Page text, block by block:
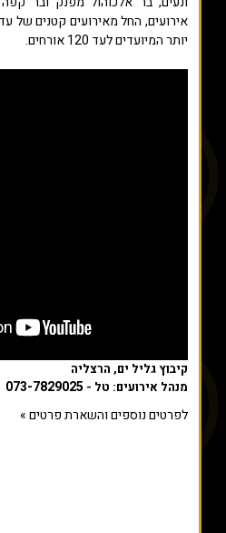
יותר המיועדים לעד 120 אורחים.
קיבוץ גליל ים, הרצליה
מנהל אירועים: טל - 073-7829025
לפרטים נוספים והשארת פרטים »